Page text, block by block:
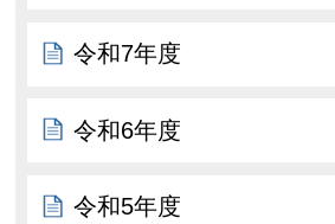
令和7年度
令和6年度
令和5年度